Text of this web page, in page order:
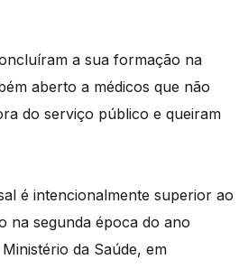
a sua formação na
aberto a médicos que não
do serviço público e queiram
é intencionalmente superior ao
na segunda época do ano
da Saúde, em